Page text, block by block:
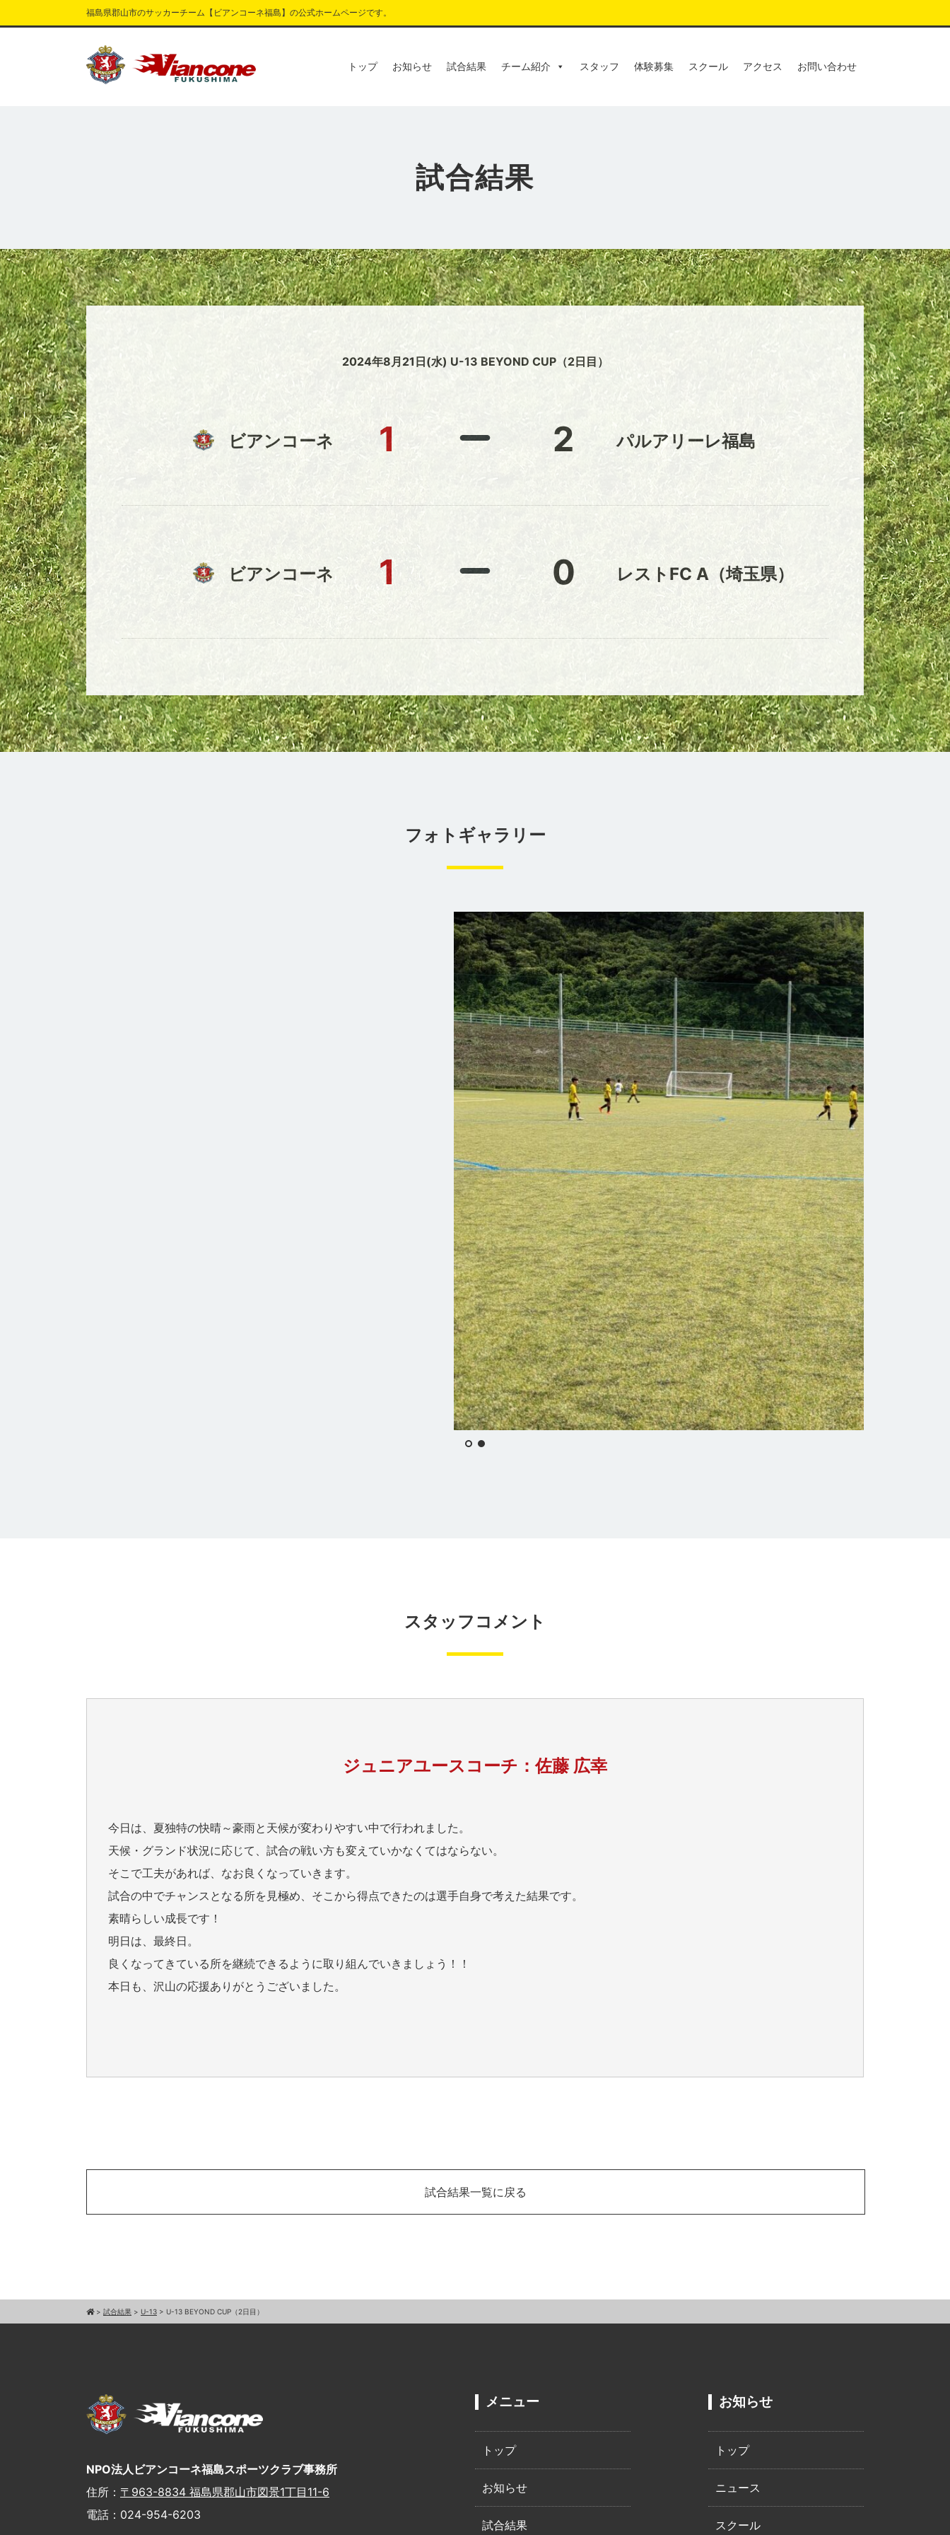
福島県郡山市のサッカーチーム【ビアンコーネ福島】の公式ホームページです。
トップ お知らせ 試合結果 チーム紹介 スタッフ 体験募集 スクール アクセス お問い合わせ
試合結果
2024年8月21日(水) U-13 BEYOND CUP（2日目）
ビアンコーネ 1 2 パルアリーレ福島
ビアンコーネ 1 0 レストFC A（埼玉県）
フォトギャラリー
スタッフコメント
ジュニアユースコーチ：佐藤 広幸
今日は、夏独特の快晴～豪雨と天候が変わりやすい中で行われました。
天候・グランド状況に応じて、試合の戦い方も変えていかなくてはならない。
そこで工夫があれば、なお良くなっていきます。
試合の中でチャンスとなる所を見極め、そこから得点できたのは選手自身で考えた結果です。
素晴らしい成長です！
明日は、最終日。
良くなってきている所を継続できるように取り組んでいきましょう！！
本日も、沢山の応援ありがとうございました。
試合結果一覧に戻る
> 試合結果 > U-13 > U-13 BEYOND CUP（2日目）
NPO法人ビアンコーネ福島スポーツクラブ事務所
住所： 〒963-8834 福島県郡山市図景1丁目11-6
電話：024-954-6203
メニュー
トップ
お知らせ
試合結果
お知らせ
トップ
ニュース
スクール